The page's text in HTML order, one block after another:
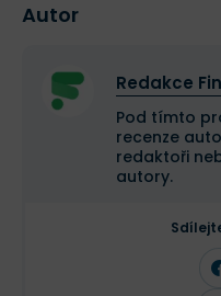
Autor
Redakce
Pod tímto
recenze
redaktoři
autory.